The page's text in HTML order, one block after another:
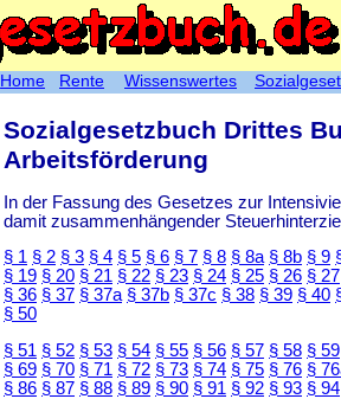
Sozialgesetzbuch Drittes
Arbeitsförderung
In der Fassung des Gesetzes zur
damit zusammenhängender
§ 1 § 2 § 3 § 4 § 5 § 6 § 7 § 8 § 8a § 8b § 9
§ 19 § 20 § 21 § 22 § 23 § 24 § 25 § 26 § 27
§ 36 § 37 § 37a § 37b § 37c § 38 § 39 § 40
§ 50
§ 51 § 52 § 53 § 54 § 55 § 56 § 57 § 58 § 59
§ 69 § 70 § 71 § 72 § 73 § 74 § 75 § 76 §
§ 86 § 87 § 88 § 89 § 90 § 91 § 92 § 93 § 94
Home Rente Wissenswertes